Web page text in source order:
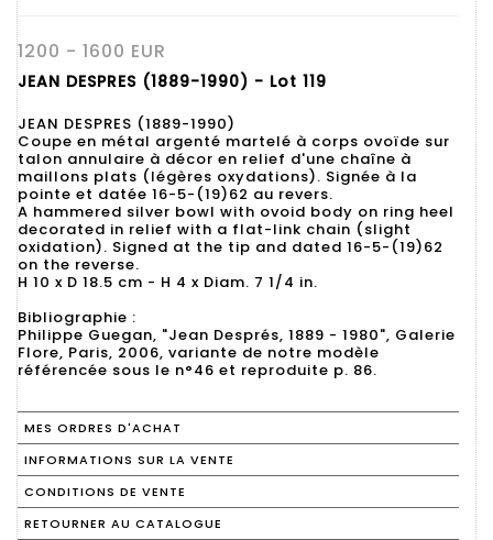
1200 - 1600 EUR
JEAN DESPRES (1889-1990) - Lot 119
JEAN DESPRES (1889-1990)
Coupe en métal argenté martelé à corps ovoïde sur
talon annulaire à décor en relief d'une chaîne à
maillons plats (légères oxydations). Signée à la
pointe et datée 16-5-(19)62 au revers.
A hammered silver bowl with ovoid body on ring heel
decorated in relief with a flat-link chain (slight
oxidation). Signed at the tip and dated 16-5-(19)62
on the reverse.
H 10 x D 18.5 cm - H 4 x Diam. 7 1/4 in.
Bibliographie :
Philippe Guegan, "Jean Després, 1889 - 1980", Galerie
Flore, Paris, 2006, variante de notre modèle
référencée sous le n°46 et reproduite p. 86.
MES ORDRES D'ACHAT
INFORMATIONS SUR LA VENTE
CONDITIONS DE VENTE
RETOURNER AU CATALOGUE